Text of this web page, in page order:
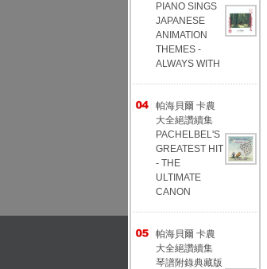
PIANO SINGS
JAPANESE
ANIMATION
THEMES -
ALWAYS WITH
帕海貝爾 卡農
大全絕讚續集
PACHELBEL'S
GREATEST HIT
- THE
ULTIMATE
CANON
帕海貝爾 卡農
大全絕讚續集
琴譜附錄典藏版